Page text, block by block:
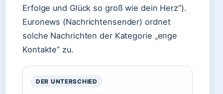
Erfolge und Glück so groß wie dein Herz”).
Euronews (Nachrichtensender) ordnet
solche Nachrichten der Kategorie „enge
Kontakte” zu.
DER UNTERSCHIED